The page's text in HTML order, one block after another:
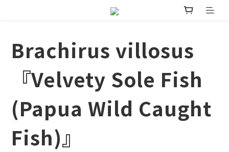
Brachirus villosus
『Velvety Sole Fish
(Papua Wild Caught
Fish)』